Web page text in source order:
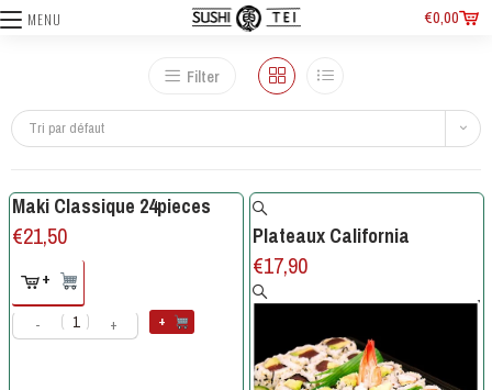
MENU €0,00
Filter
Tri par défaut
Maki Classique 24pieces
€21,50
+
- + +
Plateaux California
€17,90